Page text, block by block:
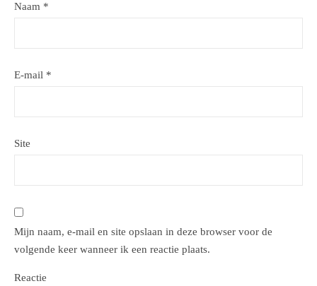
Naam *
E-mail *
Site
Mijn naam, e-mail en site opslaan in deze browser voor de
volgende keer wanneer ik een reactie plaats.
Reactie